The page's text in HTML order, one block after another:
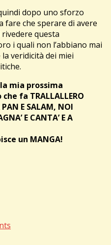
dopo uno sforzo
fare che sperare di avere
questa
i quali non l’abbiano mai
veridicità dei miei
mia prossima
fa TRALLALLERO
E SALAM, NOI
E CANTA’ E A
un MANGA!